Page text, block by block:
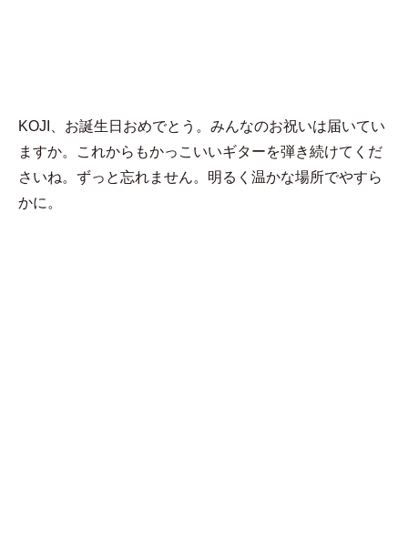
KOJI、お誕生日おめでとう。みんなのお祝いは届いてい
ますか。これからもかっこいいギターを弾き続けてくだ
さいね。ずっと忘れません。明るく温かな場所でやすら
かに。